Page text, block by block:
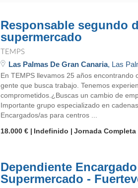
Responsable segundo
supermercado
TEMPS
Las Palmas De Gran Canaria, Las
En TEMPS llevamos 25 años encontrando
gente que busca trabajo. Tenemos
comprometidos.¿Buscas un cambio de
Importante grupo especializado en
Encargados/as para centros ...
18.000 €
Indefinido Jornada Completa
Dependiente
Supermercado -